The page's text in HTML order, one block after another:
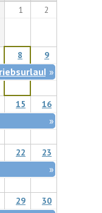
1 2
8 9
»
15 16
»
22 23
»
29 30